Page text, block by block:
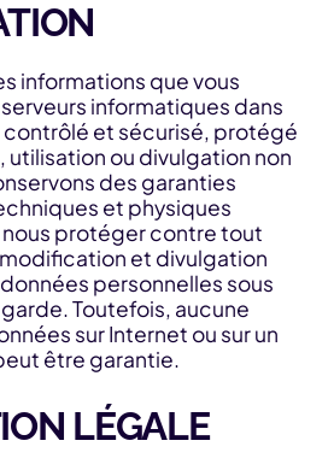
informations que vous
informatiques dans
contrôlé et sécurisé, protégé
ou divulgation non
des garanties
et physiques
protéger contre tout
et divulgation
personnelles sous
Toutefois, aucune
sur Internet ou sur un
être garantie.
LÉGALE